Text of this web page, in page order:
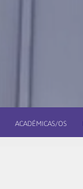
ACADÉMICAS/OS